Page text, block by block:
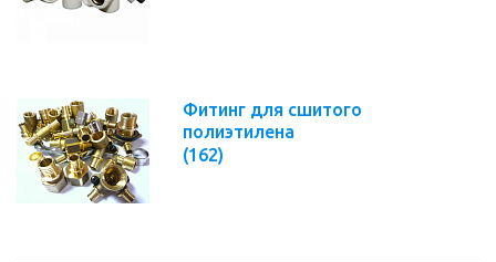
Фитинг для сшитого
полиэтилена
(162)